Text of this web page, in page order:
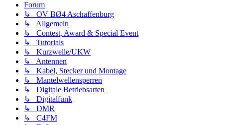
Forum
↳ OV BØ4 Aschaffenburg
↳ Allgemein
↳ Contest, Award & Special Event
↳ Tutorials
↳ Kurzwelle/UKW
↳ Antennen
↳ Kabel, Stecker und Montage
↳ Mantelwellensperren
↳ Digitale Betriebsarten
↳ Digitalfunk
↳ DMR
↳ C4FM